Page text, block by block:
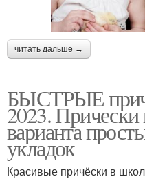
читать дальше →
БЫСТРЫЕ
2023.
варианта
укладок
Красивые причёски в